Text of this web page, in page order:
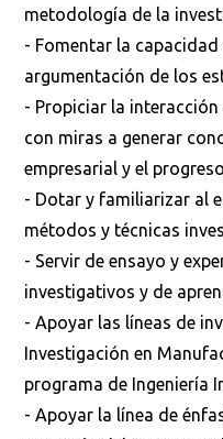
metodología de la
- Fomentar la
argumentación de los
- Propiciar la
con miras a generar
empresarial y el
- Dotar y familiarizar al
métodos y técnicas
- Servir de ensayo y
investigativos y de
- Apoyar las líneas de
Investigación en
programa de Ingeniería
- Apoyar la línea de